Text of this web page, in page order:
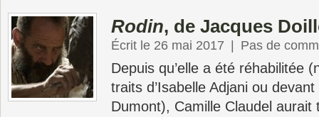
Rodin, de Jacques
Écrit le 26 mai 2017 Pas de
Depuis qu’elle a été réhabilitée
traits d’Isabelle Adjani ou
Dumont), Camille Claudel aurait